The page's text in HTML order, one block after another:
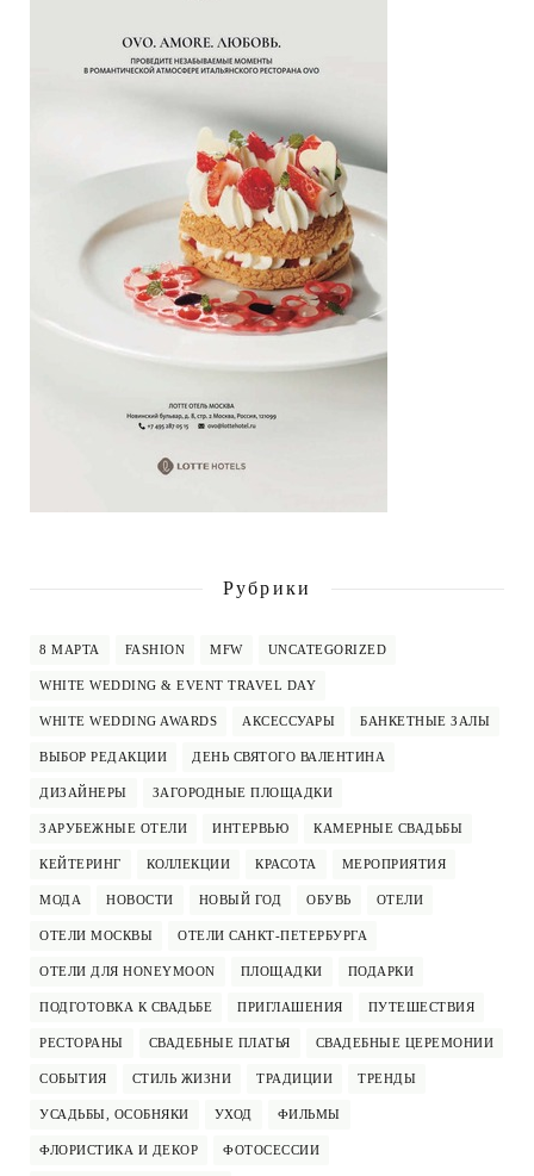
Рубрики
8 МАРТА FASHION MFW UNCATEGORIZED
WHITE WEDDING & EVENT TRAVEL DAY
WHITE WEDDING AWARDS АКСЕССУАРЫ БАНКЕТНЫЕ ЗАЛЫ
ВЫБОР РЕДАКЦИИ ДЕНЬ СВЯТОГО ВАЛЕНТИНА
ДИЗАЙНЕРЫ ЗАГОРОДНЫЕ ПЛОЩАДКИ
ЗАРУБЕЖНЫЕ ОТЕЛИ ИНТЕРВЬЮ КАМЕРНЫЕ СВАДЬБЫ
КЕЙТЕРИНГ КОЛЛЕКЦИИ КРАСОТА МЕРОПРИЯТИЯ
МОДА НОВОСТИ НОВЫЙ ГОД ОБУВЬ ОТЕЛИ
ОТЕЛИ МОСКВЫ ОТЕЛИ САНКТ-ПЕТЕРБУРГА
ОТЕЛИ ДЛЯ HONEYMOON ПЛОЩАДКИ ПОДАРКИ
ПОДГОТОВКА К СВАДЬБЕ ПРИГЛАШЕНИЯ ПУТЕШЕСТВИЯ
РЕСТОРАНЫ СВАДЕБНЫЕ ПЛАТЬЯ СВАДЕБНЫЕ ЦЕРЕМОНИИ
СОБЫТИЯ СТИЛЬ ЖИЗНИ ТРАДИЦИИ ТРЕНДЫ
УСАДЬБЫ, ОСОБНЯКИ УХОД ФИЛЬМЫ
ФЛОРИСТИКА И ДЕКОР ФОТОСЕССИИ